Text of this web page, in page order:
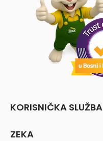
KORISNIČKA SLUŽBA
ZEKA